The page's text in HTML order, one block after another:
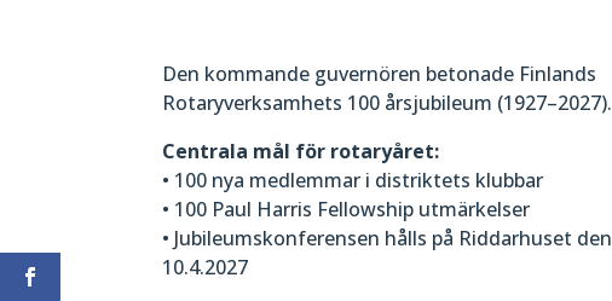
Den kommande guvernören betonade Finlands
Rotaryverksamhets 100 årsjubileum (1927–2027).
Centrala mål för rotaryåret:
• 100 nya medlemmar i distriktets klubbar
• 100 Paul Harris Fellowship utmärkelser
• Jubileumskonferensen hålls på Riddarhuset den
10.4.2027